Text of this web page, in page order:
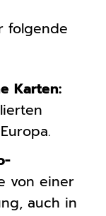
folgende
Karten:
von einer
auch in